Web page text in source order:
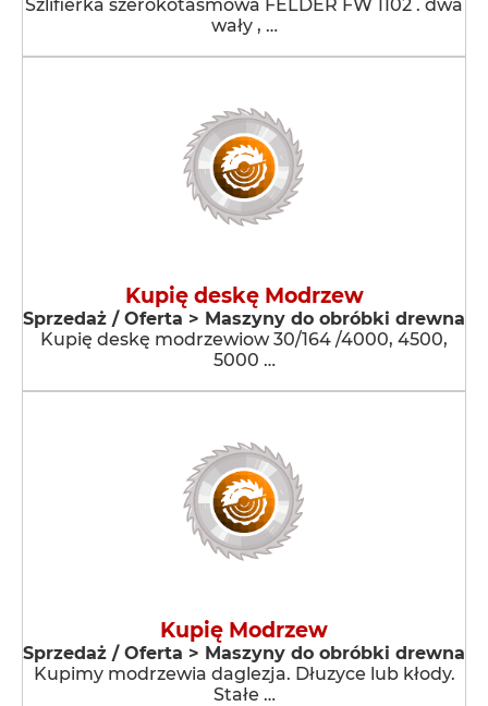
Szlifierka szerokotaśmowa FELDER FW 1102 . dwa
wały , …
Kupię deskę Modrzew
Sprzedaż / Oferta > Maszyny do obróbki drewna
Kupię deskę modrzewiow 30/164 /4000, 4500,
5000 …
Kupię Modrzew
Sprzedaż / Oferta > Maszyny do obróbki drewna
Kupimy modrzewia daglezja. Dłuzyce lub kłody.
Stałe …